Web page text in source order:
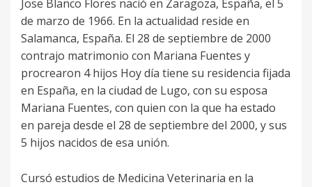
Jose Blanco Flores nació en Zaragoza, España, el 5
de marzo de 1966. En la actualidad reside en
Salamanca, España. El 28 de septiembre de 2000
contrajo matrimonio con Mariana Fuentes y
procrearon 4 hijos Hoy día tiene su residencia fijada
en España, en la ciudad de Lugo, con su esposa
Mariana Fuentes, con quien con la que ha estado
en pareja desde el 28 de septiembre del 2000, y sus
5 hijos nacidos de esa unión.
Cursó estudios de Medicina Veterinaria en la